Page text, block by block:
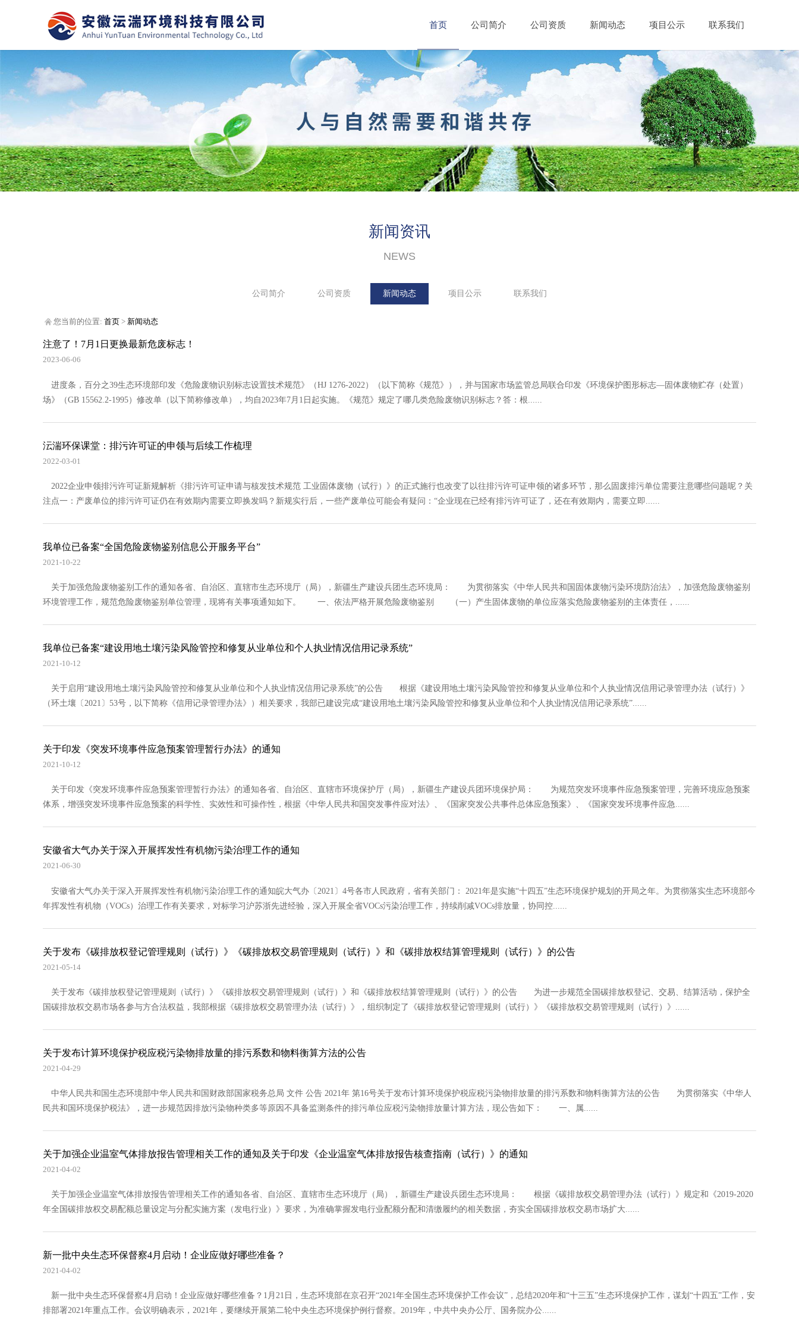
首页 公司简介 公司资质 新闻动态 项目公示 联系我们
新闻资讯
NEWS
公司简介 公司资质 新闻动态 项目公示 联系我们
您当前的位置: 首页 > 新闻动态
注意了！7月1日更换最新危废标志！
2023-06-06
进度条，百分之39生态环境部印发《危险废物识别标志设置技术规范》（HJ 1276-2022）（以下简称《规范》），并与国家市场监管总局联合印发《环境保护图形标志—固体废物贮存（处置）
场》（GB 15562.2-1995）修改单（以下简称修改单），均自2023年7月1日起实施。《规范》规定了哪几类危险废物识别标志？答：根......
沄湍环保课堂：排污许可证的申领与后续工作梳理
2022-03-01
2022企业申领排污许可证新规解析《排污许可证申请与核发技术规范 工业固体废物（试行）》的正式施行也改变了以往排污许可证申领的诸多环节，那么固废排污单位需要注意哪些问题呢？关
注点一：产废单位的排污许可证仍在有效期内需要立即换发吗？新规实行后，一些产废单位可能会有疑问：“企业现在已经有排污许可证了，还在有效期内，需要立即......
我单位已备案“全国危险废物鉴别信息公开服务平台”
2021-10-22
关于加强危险废物鉴别工作的通知各省、自治区、直辖市生态环境厅（局），新疆生产建设兵团生态环境局： 为贯彻落实《中华人民共和国固体废物污染环境防治法》，加强危险废物鉴别
环境管理工作，规范危险废物鉴别单位管理，现将有关事项通知如下。 一、依法严格开展危险废物鉴别 （一）产生固体废物的单位应落实危险废物鉴别的主体责任，......
我单位已备案“建设用地土壤污染风险管控和修复从业单位和个人执业情况信用记录系统”
2021-10-12
关于启用“建设用地土壤污染风险管控和修复从业单位和个人执业情况信用记录系统”的公告 根据《建设用地土壤污染风险管控和修复从业单位和个人执业情况信用记录管理办法（试行）》
（环土壤〔2021〕53号，以下简称《信用记录管理办法》）相关要求，我部已建设完成“建设用地土壤污染风险管控和修复从业单位和个人执业情况信用记录系统”......
关于印发《突发环境事件应急预案管理暂行办法》的通知
2021-10-12
关于印发《突发环境事件应急预案管理暂行办法》的通知各省、自治区、直辖市环境保护厅（局），新疆生产建设兵团环境保护局： 为规范突发环境事件应急预案管理，完善环境应急预案
体系，增强突发环境事件应急预案的科学性、实效性和可操作性，根据《中华人民共和国突发事件应对法》、《国家突发公共事件总体应急预案》、《国家突发环境事件应急......
安徽省大气办关于深入开展挥发性有机物污染治理工作的通知
2021-06-30
安徽省大气办关于深入开展挥发性有机物污染治理工作的通知皖大气办〔2021〕4号各市人民政府，省有关部门： 2021年是实施“十四五”生态环境保护规划的开局之年。为贯彻落实生态环境部今
年挥发性有机物（VOCs）治理工作有关要求，对标学习沪苏浙先进经验，深入开展全省VOCs污染治理工作，持续削减VOCs排放量，协同控......
关于发布《碳排放权登记管理规则（试行）》《碳排放权交易管理规则（试行）》和《碳排放权结算管理规则（试行）》的公告
2021-05-14
关于发布《碳排放权登记管理规则（试行）》《碳排放权交易管理规则（试行）》和《碳排放权结算管理规则（试行）》的公告 为进一步规范全国碳排放权登记、交易、结算活动，保护全
国碳排放权交易市场各参与方合法权益，我部根据《碳排放权交易管理办法（试行）》，组织制定了《碳排放权登记管理规则（试行）》《碳排放权交易管理规则（试行）》......
关于发布计算环境保护税应税污染物排放量的排污系数和物料衡算方法的公告
2021-04-29
中华人民共和国生态环境部中华人民共和国财政部国家税务总局 文件 公告 2021年 第16号关于发布计算环境保护税应税污染物排放量的排污系数和物料衡算方法的公告 为贯彻落实《中华人
民共和国环境保护税法》，进一步规范因排放污染物种类多等原因不具备监测条件的排污单位应税污染物排放量计算方法，现公告如下： 一、属......
关于加强企业温室气体排放报告管理相关工作的通知及关于印发《企业温室气体排放报告核查指南（试行）》的通知
2021-04-02
关于加强企业温室气体排放报告管理相关工作的通知各省、自治区、直辖市生态环境厅（局），新疆生产建设兵团生态环境局： 根据《碳排放权交易管理办法（试行）》规定和《2019-2020
年全国碳排放权交易配额总量设定与分配实施方案（发电行业）》要求，为准确掌握发电行业配额分配和清缴履约的相关数据，夯实全国碳排放权交易市场扩大......
新一批中央生态环保督察4月启动！企业应做好哪些准备？
2021-04-02
新一批中央生态环保督察4月启动！企业应做好哪些准备？1月21日，生态环境部在京召开“2021年全国生态环境保护工作会议”，总结2020年和“十三五”生态环境保护工作，谋划“十四五”工作，安
排部署2021年重点工作。会议明确表示，2021年，要继续开展第二轮中央生态环境保护例行督察。2019年，中共中央办公厅、国务院办公......